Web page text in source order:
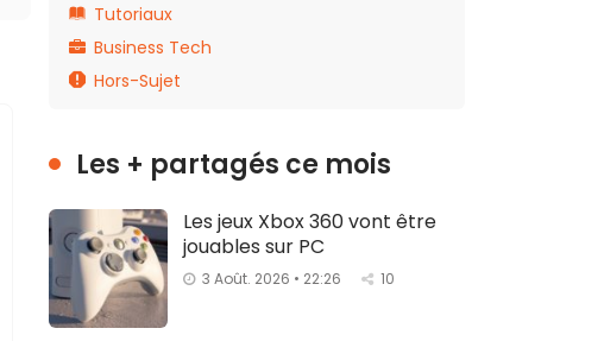
Tutoriaux
Business Tech
Hors-Sujet
Les + partagés ce mois
Les jeux Xbox 360 vont être
jouables sur PC
3 Août. 2026 • 22:26 10